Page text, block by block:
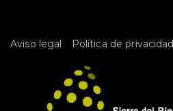
E
Aviso legal Política de privacidad